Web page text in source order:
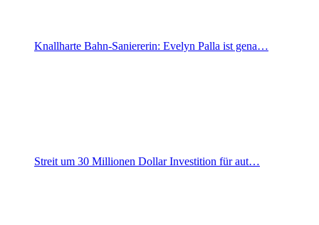
Knallharte Bahn-Saniererin: Evelyn Palla ist gena…
Streit um 30 Millionen Dollar Investition für aut…